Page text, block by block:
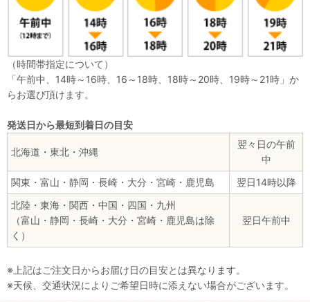
（時間帯指定について）
「午前中、14時～16時、16～18時、18時～20時、19時～21時」か
らお選び頂けます。
発送日から最短到着日の目安
北海道・東北・沖縄
翌々日の午前
中
関東・富山・静岡・長崎・大分・宮崎・鹿児島
翌日14時以降
北陸・東海・関西・中国・四国・九州
（富山・静岡・長崎・大分・宮崎・鹿児島は除
く）
翌日午前中
※上記はご注文日からお届け日の目安とは異なります。
※天候、交通状況によりご希望日時に添えない場合がございます。